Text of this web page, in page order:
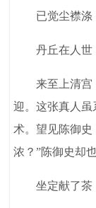
已觉尘襟涤
丹丘在人世
来至上清宫，
迎。这张真人
术。望见陈御史
浓？”陈御史却
坐定献了茶